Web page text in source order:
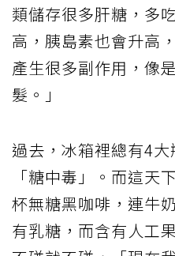
類儲存很多肝糖，多
高，胰島素也會升高
產生很多副作用，像
髮。」
過去，冰箱裡總有4
「糖中毒」。而這天
杯無糖黑咖啡，連牛
有乳糖，而含有人工